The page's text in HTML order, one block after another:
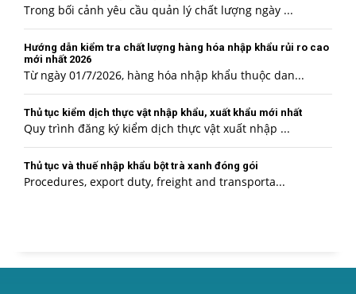
Trong bối cảnh yêu cầu quản lý chất lượng ngày ...
Hướng dẫn kiểm tra chất lượng hàng hóa nhập khẩu rủi ro cao
mới nhất 2026
Từ ngày 01/7/2026, hàng hóa nhập khẩu thuộc dan...
Thủ tục kiểm dịch thực vật nhập khẩu, xuất khẩu mới nhất
Quy trình đăng ký kiểm dịch thực vật xuất nhập ...
Thủ tục và thuế nhập khẩu bột trà xanh đóng gói
Procedures, export duty, freight and transporta...